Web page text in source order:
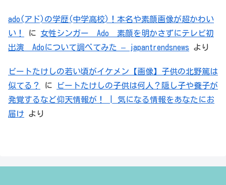
ado(アド)の学歴(中学高校)！本名や素顔画像が超かわい
い！
に 女性シンガー Ado 素顔を明かさずにテレビ初
出演 Adoについて調べてみた – japantrendsnews より
ビートたけしの若い頃がイケメン【画像】子供の北野篤は
似てる？
に
ビートたけしの子供は何人？隠し子や養子が
発覚するなど仰天情報が！ | 気になる情報をあなたにお
届け より